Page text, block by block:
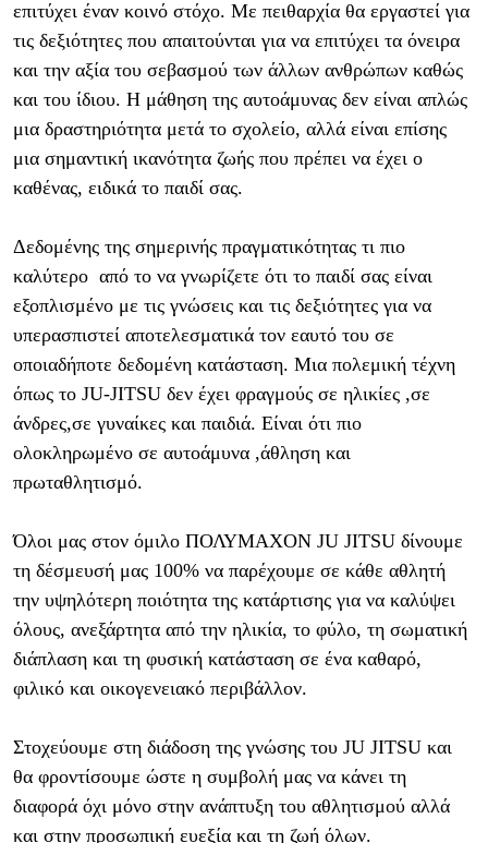
επιτύχει έναν κοινό στόχο. Με πειθαρχία θα εργαστεί για
τις δεξιότητες που απαιτούνται για να επιτύχει τα όνειρα
και την αξία του σεβασμού των άλλων ανθρώπων καθώς
και του ίδιου. Η μάθηση της αυτοάμυνας δεν είναι απλώς
μια δραστηριότητα μετά το σχολείο, αλλά είναι επίσης
μια σημαντική ικανότητα ζωής που πρέπει να έχει ο
καθένας, ειδικά το παιδί σας.
Δεδομένης της σημερινής πραγματικότητας τι πιο
καλύτερο από το να γνωρίζετε ότι το παιδί σας είναι
εξοπλισμένο με τις γνώσεις και τις δεξιότητες για να
υπερασπιστεί αποτελεσματικά τον εαυτό του σε
οποιαδήποτε δεδομένη κατάσταση. Μια πολεμική τέχνη
όπως το JU-JITSU δεν έχει φραγμούς σε ηλικίες ,σε
άνδρες,σε γυναίκες και παιδιά. Είναι ότι πιο
ολοκληρωμένο σε αυτοάμυνα ,άθληση και
πρωταθλητισμό.
Όλοι μας στον όμιλο ΠΟΛΥΜΑΧΟΝ JU JITSU δίνουμε
τη δέσμευσή μας 100% να παρέχουμε σε κάθε αθλητή
την υψηλότερη ποιότητα της κατάρτισης για να καλύψει
όλους, ανεξάρτητα από την ηλικία, το φύλο, τη σωματική
διάπλαση και τη φυσική κατάσταση σε ένα καθαρό,
φιλικό και οικογενειακό περιβάλλον.
Στοχεύουμε στη διάδοση της γνώσης του JU JITSU και
θα φροντίσουμε ώστε η συμβολή μας να κάνει τη
διαφορά όχι μόνο στην ανάπτυξη του αθλητισμού αλλά
και στην προσωπική ευεξία και τη ζωή όλων.